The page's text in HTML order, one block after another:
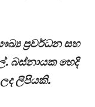
ප‍්‍රවර්ධන සහ
බස්නායක හෙදි
ලිපියකි.